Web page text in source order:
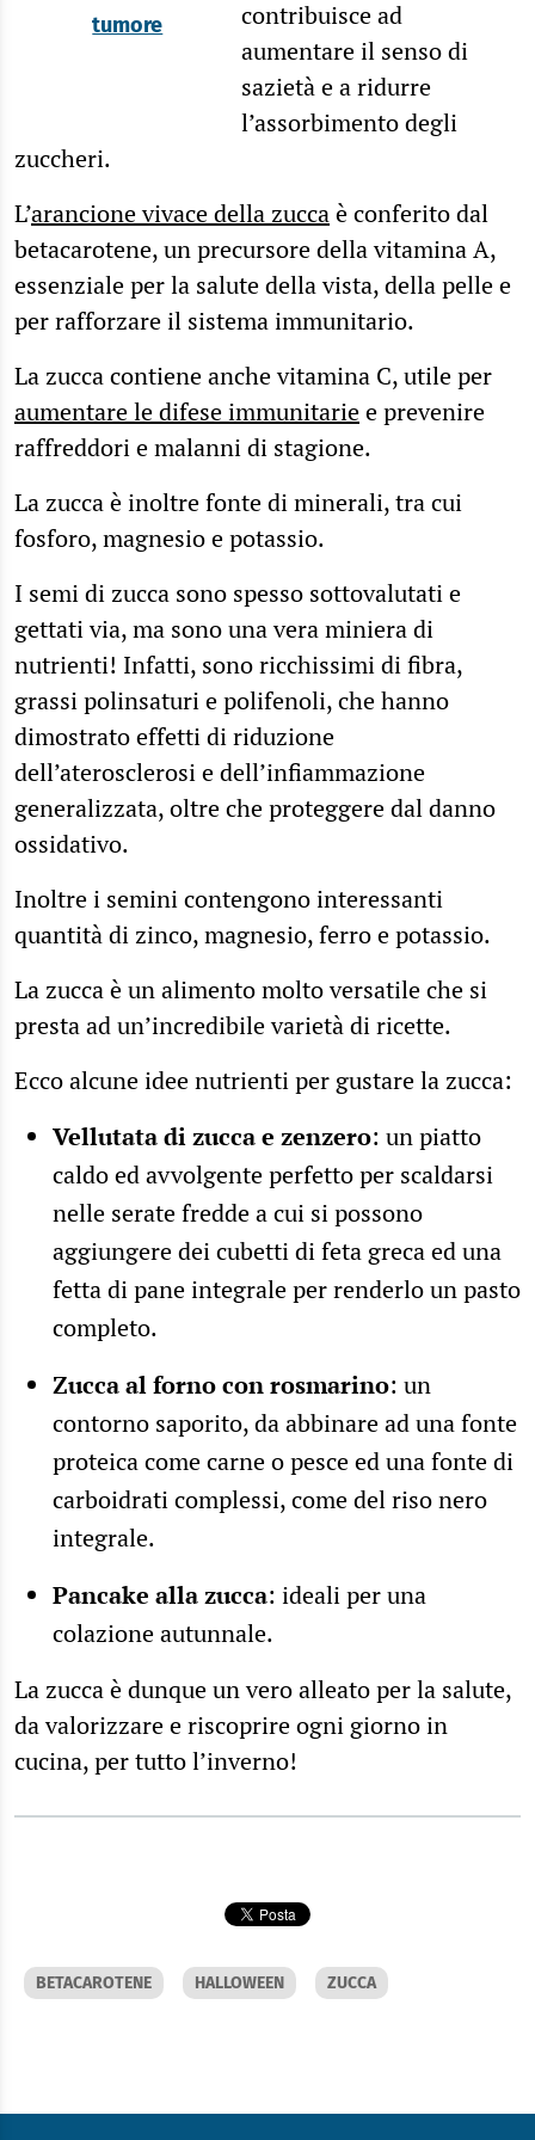
tumore
contribuisce ad
aumentare il senso di
sazietà e a ridurre
l’assorbimento degli
zuccheri.
L’arancione vivace della zuccaè conferito dal
betacarotene, un precursore della vitamina A,
essenziale per la salute della vista, della pelle e
per rafforzare il sistema immunitario.
La zucca contiene anche vitamina C, utile per
aumentare le difese immunitariee prevenire
raffreddori e malanni di stagione.
La zucca è inoltre fonte di minerali, tra cui
fosforo, magnesio e potassio.
I semi di zucca sono spesso sottovalutati e
gettati via, ma sono una vera miniera di
nutrienti! Infatti, sono ricchissimi di fibra,
grassi polinsaturi e polifenoli, che hanno
dimostrato effetti di riduzione
dell’aterosclerosi e dell’infiammazione
generalizzata, oltre che proteggere dal danno
ossidativo.
Inoltre i semini contengono interessanti
quantità di zinco, magnesio, ferro e potassio.
La zucca è un alimento molto versatile che si
presta ad un’incredibile varietà di ricette.
Ecco alcune idee nutrienti per gustare la zucca:
Vellutata di zucca e zenzero: un piatto
caldo ed avvolgente perfetto per scaldarsi
nelle serate fredde a cui si possono
aggiungere dei cubetti di feta greca ed una
fetta di pane integrale per renderlo un pasto
completo.
Zucca al forno con rosmarino: un
contorno saporito, da abbinare ad una fonte
proteica come carne o pesce ed una fonte di
carboidrati complessi, come del riso nero
integrale.
Pancake alla zucca: ideali per una
colazione autunnale.
La zucca è dunque un vero alleato per la salute,
da valorizzare e riscoprire ogni giorno in
cucina, per tutto l’inverno!
BETACAROTENE HALLOWEEN ZUCCA